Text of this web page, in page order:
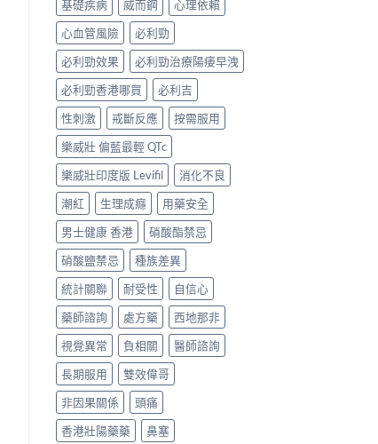
買
攻
略〉
中
全
分
別
逐
個
睇
（2026
港
購
買
指
南）〉
中
基礎疾病
威而鋼
心理依賴
心血管風險
必利勁
必利勁效果
必利勁治療陽痿早洩
必利勁香港哪買
必利吉
性刺激
戒斷反應
按需服用
樂威壯 偏藍最輕 QTc
樂威壯印度版 Levifil
消化不良
潮紅
生理成癮
用藥安全
男士健康 香港
硝酸酯禁忌
硝酸鹽禁忌
種族差異
統計關聯
耐受性
自信心
藥師諮詢
處方藥
西地那非
視覺異常
負相關
醫師諮詢
長期服用
雙效偉哥
非因果關係
頭痛
香港壯陽藥藥
鼻塞